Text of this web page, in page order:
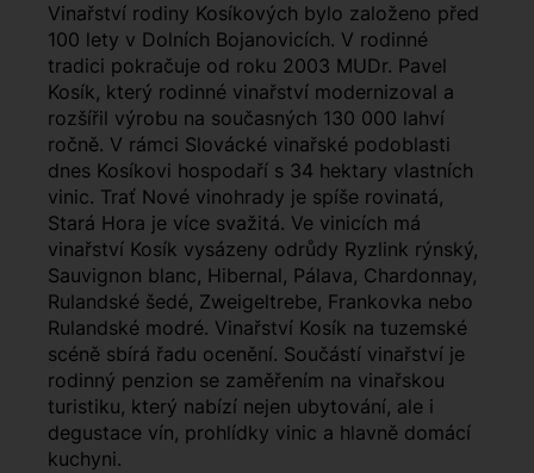
Vinařství rodiny Kosíkových bylo založeno před
100 lety v Dolních Bojanovicích. V rodinné
tradici pokračuje od roku 2003 MUDr. Pavel
Kosík, který rodinné vinařství modernizoval a
rozšířil výrobu na současných 130 000 lahví
ročně. V rámci Slovácké vinařské podoblasti
dnes Kosíkovi hospodaří s 34 hektary vlastních
vinic. Trať Nové vinohrady je spíše rovinatá,
Stará Hora je více svažitá. Ve vinicích má
vinařství Kosík vysázeny odrůdy Ryzlink rýnský,
Sauvignon blanc, Hibernal, Pálava, Chardonnay,
Rulandské šedé, Zweigeltrebe, Frankovka nebo
Rulandské modré. Vinařství Kosík na tuzemské
scéně sbírá řadu ocenění. Součástí vinařství je
rodinný penzion se zaměřením na vinařskou
turistiku, který nabízí nejen ubytování, ale i
degustace vín, prohlídky vinic a hlavně domácí
kuchyni.